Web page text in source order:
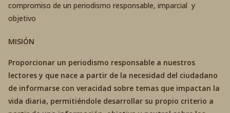
compromiso de un periodismo responsable, imparcial y
objetivo
MISIÓN
Proporcionar un periodismo responsable a nuestros
lectores y que nace a partir de la necesidad del ciudadano
de informarse con veracidad sobre temas que impactan la
vida diaria, permitiéndole desarrollar su propio criterio a